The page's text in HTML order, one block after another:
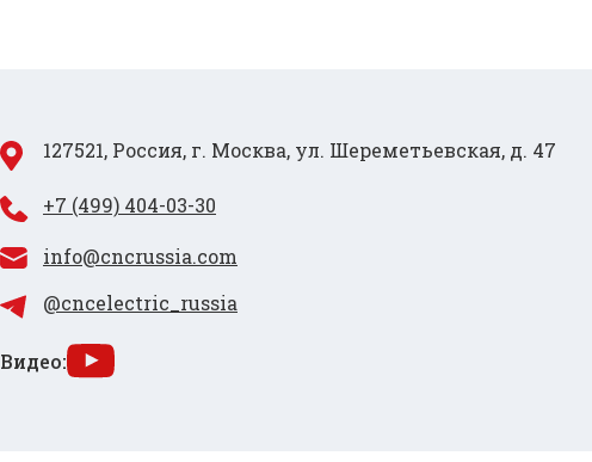
127521, Россия, г. Москва, ул. Шереметьевская, д. 47
+7 (499) 404-03-30
info@cncrussia.com
@cncelectric_russia
Видео: